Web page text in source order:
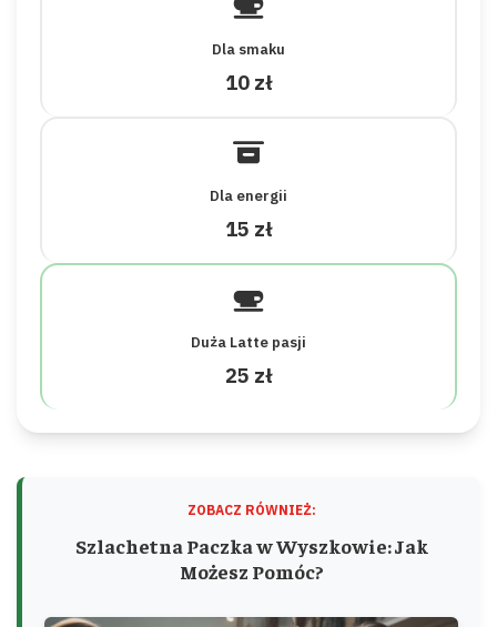
Dla smaku
10 zł
Dla energii
15 zł
Duża Latte pasji
25 zł
ZOBACZ RÓWNIEŻ:
Szlachetna Paczka w Wyszkowie: Jak
Możesz Pomóc?